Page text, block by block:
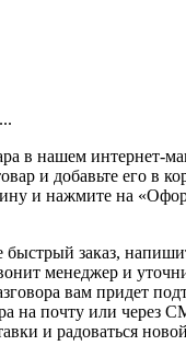
в нашем интернет-
и добавьте его в
и нажмите на
быстрый заказ,
менеджер и
вам придет
на почту или через
и радоваться